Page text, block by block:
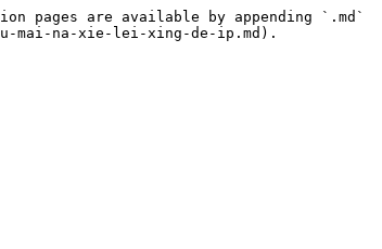
pages are available by appending `.md`
mai-na-xie-lei-xing-de-ip.md).